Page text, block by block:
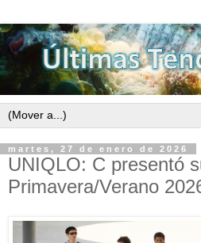
martes, 27 de enero de 2026
UNIQLO: C presentó
Primavera/Verano